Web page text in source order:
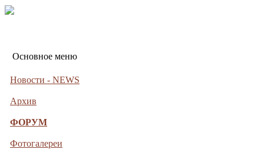
Основное меню
Новости - NEWS
Архив
ФОРУМ
Фотогалереи